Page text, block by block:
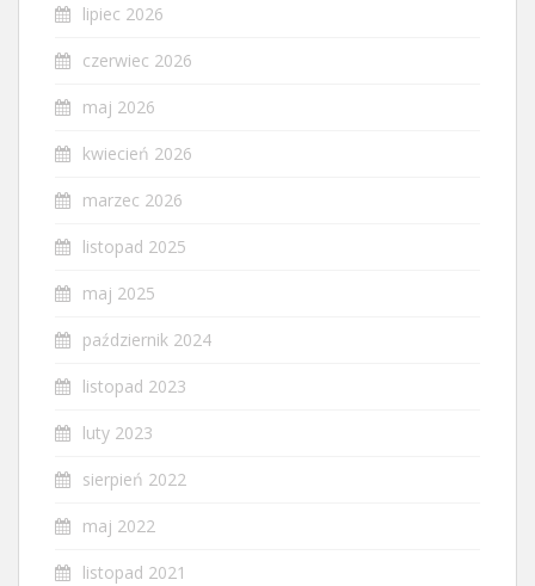
lipiec 2026
czerwiec 2026
maj 2026
kwiecień 2026
marzec 2026
listopad 2025
maj 2025
październik 2024
listopad 2023
luty 2023
sierpień 2022
maj 2022
listopad 2021